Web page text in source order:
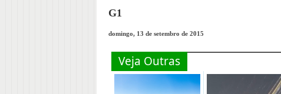
G1
domingo, 13 de setembro de 2015
Veja Outras